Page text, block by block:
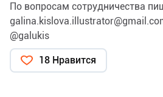
По вопросам сотрудничества
@galukis
18 Нравится